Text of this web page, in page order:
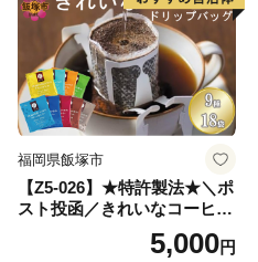
福岡県飯塚市
【Z5-026】★特許製法★＼ポ
スト投函／きれいなコーヒー
ドリップバッグ9種セット(18
袋)ゆうパケットでお届け！
5,000円